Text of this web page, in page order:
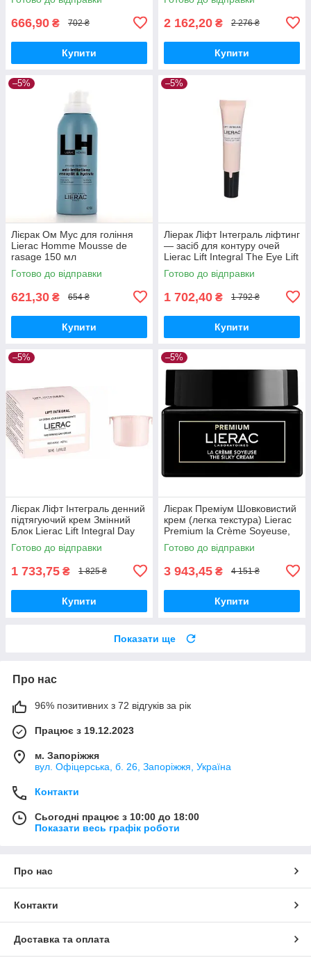
666,90 ₴ 702 ₴
Купити
2 162,20 ₴ 2 276 ₴
Купити
–5%
Лієрак Ом Мус для гоління
Lierac Homme Mousse de
rasage 150 мл
Готово до відправки
621,30 ₴ 654 ₴
Купити
–5%
Ліерак Ліфт Інтеграль ліфтинг
— засіб для контуру очей
Lierac Lift Integral The Eye Lift
Care 15 мл
Готово до відправки
1 702,40 ₴ 1 792 ₴
Купити
–5%
Лієрак Ліфт Інтеграль денний
підтягуючий крем Змінний
Блок Lierac Lift Integral Day
Cream Refill 50 мл
Готово до відправки
1 733,75 ₴ 1 825 ₴
Купити
–5%
Лієрак Преміум Шовковистий
крем (легка текстура) Lierac
Premium la Crème Soyeuse,
50 мл
Готово до відправки
3 943,45 ₴ 4 151 ₴
Купити
Показати ще
Про нас
96% позитивних з 72 відгуків за рік
Працює з 19.12.2023
м. Запоріжжя
вул. Офіцерська, б. 26, Запоріжжя, Україна
Контакти
Сьогодні працює з 10:00 до 18:00
Показати весь графік роботи
Про нас
Контакти
Доставка та оплата